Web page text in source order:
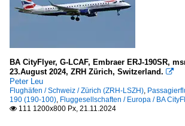
BA CityFlyer, G-LCAF, Embraer ERJ-190SR,
23.August 2024, ZRH Zürich, Switzerland. 
Peter Leu
Flughäfen / Schweiz / Zürich (ZRH-LSZH),
190 (190-100), Fluggesellschaften / Europa / BA
 111 1200x800 Px, 21.11.2024